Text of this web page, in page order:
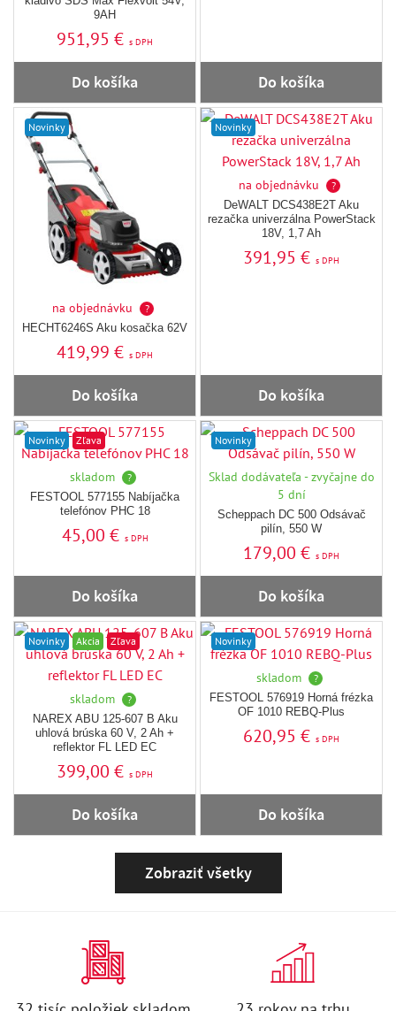
9AH
951,95 € s DPH
Do košíka Do košíka
Novinky
na objednávku
?
HECHT6246S Aku kosačka 62V
419,99 € s DPH
Do košíka
Novinky
na objednávku
?
DeWALT DCS438E2T Aku
rezačka univerzálna PowerStack
18V, 1,7 Ah
391,95 € s DPH
Do košíka
Novinky Zľava
skladom
?
FESTOOL 577155 Nabíjačka
telefónov PHC 18
45,00 € s DPH
Do košíka
Novinky
Sklad dodávateľa - zvyčajne do
5 dní
Scheppach DC 500 Odsávač
pilín, 550 W
179,00 € s DPH
Do košíka
Novinky Akcia Zľava
skladom
?
NAREX ABU 125-607 B Aku
uhlová brúska 60 V, 2 Ah +
reflektor FL LED EC
399,00 € s DPH
Do košíka
Novinky
skladom
?
FESTOOL 576919 Horná frézka
OF 1010 REBQ-Plus
620,95 € s DPH
Do košíka
Zobraziť všetky